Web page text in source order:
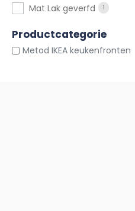
Mat Lak geverfd 1
Productcategorie
Metod IKEA keukenfronten